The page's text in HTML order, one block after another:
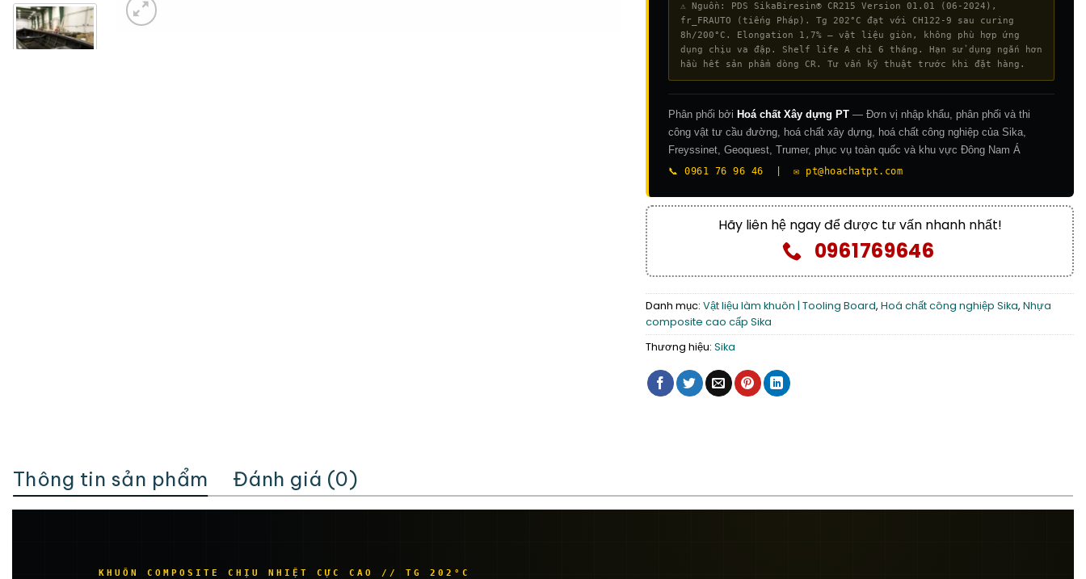
⚠ Nguồn: PDS SikaBiresin® CR215 Version 01.01 (06-2024),
fr_FRAUTO (tiếng Pháp). Tg 202°C đạt với CH122-9 sau curing
8h/200°C. Elongation 1,7% — vật liệu giòn, không phù hợp ứng
dụng chịu va đập. Shelf life A chỉ 6 tháng. Hạn sử dụng ngắn hơn
hầu hết sản phẩm dòng CR. Tư vấn kỹ thuật trước khi đặt hàng.
Phân phối bởi Hoá chất Xây dựng PT — Đơn vị nhập khẩu, phân phối và thi
công vật tư cầu đường, hoá chất xây dựng, hoá chất công nghiệp của Sika,
Freyssinet, Geoquest, Trumer, phục vụ toàn quốc và khu vực Đông Nam Á
📞 0961 76 96 46 | ✉️ pt@hoachatpt.com
Hãy liên hệ ngay để được tư vấn nhanh nhất!
0961769646
Danh mục: Vật liệu làm khuôn | Tooling Board, Hoá chất công nghiệp Sika, Nhựa
composite cao cấp Sika
Thương hiệu: Sika
Thông tin sản phẩm Đánh giá (0)
KHUÔN COMPOSITE CHỊU NHIỆT CỰC CAO // TG 202°C